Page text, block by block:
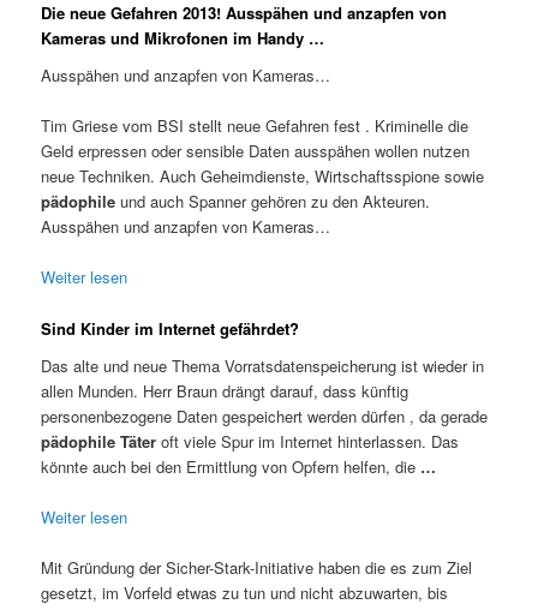
Die neue Gefahren 2013! Ausspähen und anzapfen von
Kameras und Mikrofonen im Handy …
Ausspähen und anzapfen von Kameras…
Tim Griese vom BSI stellt neue Gefahren fest . Kriminelle die
Geld erpressen oder sensible Daten ausspähen wollen nutzen
neue Techniken. Auch Geheimdienste, Wirtschaftsspione sowie
pädophile und auch Spanner gehören zu den Akteuren.
Ausspähen und anzapfen von Kameras…
Weiter lesen
Sind Kinder im Internet gefährdet?
Das alte und neue Thema Vorratsdatenspeicherung ist wieder in
allen Munden. Herr Braun drängt darauf, dass künftig
personenbezogene Daten gespeichert werden dürfen , da gerade
pädophile Täter oft viele Spur im Internet hinterlassen. Das
könnte auch bei den Ermittlung von Opfern helfen, die …
Weiter lesen
Mit Gründung der Sicher-Stark-Initiative haben die es zum Ziel
gesetzt, im Vorfeld etwas zu tun und nicht abzuwarten, bis